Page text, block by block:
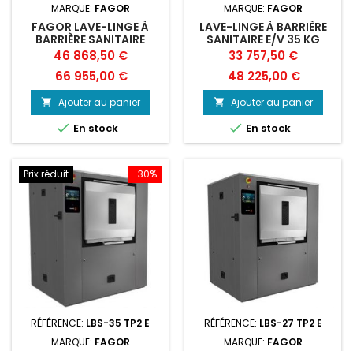
MARQUE: FAGOR
FAGOR LAVE-LINGE À
BARRIÈRE SANITAIRE
VAPEUR 70 KG
Prix
46 868,50 €Prix
de
base
66 955,00 €
 Ajouter au panier
 En stock
MARQUE: FAGOR
LAVE-LINGE À BARRIÈRE
SANITAIRE E/V 35 KG
FAGOR
Prix
33 757,50 €Prix
de
base
48 225,00 €
 Ajouter au panier
 En stock
-30%
Prix réduit
RÉFÉRENCE: LBS-35 TP2 E
MARQUE: FAGOR
RÉFÉRENCE: LBS-27 TP2 E
MARQUE: FAGOR